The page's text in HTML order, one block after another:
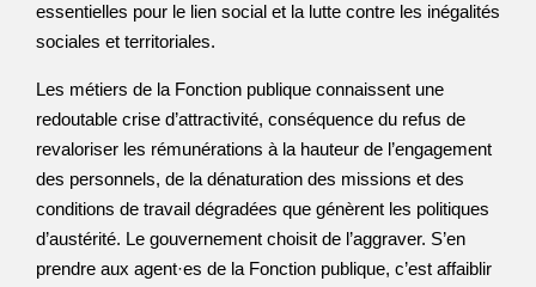
essentielles pour le lien social et la lutte contre les inégalités
sociales et territoriales.
Les métiers de la Fonction publique connaissent une
redoutable crise d’attractivité, conséquence du refus de
revaloriser les rémunérations à la hauteur de l’engagement
des personnels, de la dénaturation des missions et des
conditions de travail dégradées que génèrent les politiques
d’austérité. Le gouvernement choisit de l’aggraver. S’en
prendre aux agent·es de la Fonction publique, c’est affaiblir